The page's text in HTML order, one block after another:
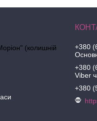
(колишній
+380
+380
Viber
+380